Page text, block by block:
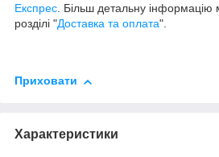
Експрес . Більш детальну
розділі "Доставка та оплата".
Приховати
Характеристики